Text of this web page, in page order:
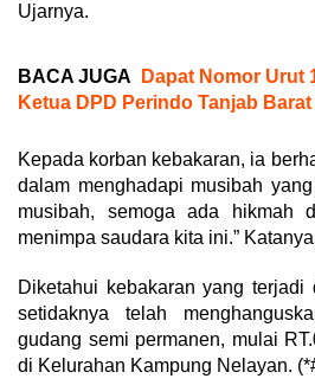
Ujarnya.
BACA JUGA
Dapat Nomor Urut
Ketua DPD Perindo Tanjab
Kepada korban kebakaran, ia
dalam menghadapi musibah
musibah, semoga ada hikmah
menimpa saudara kita ini.”
Diketahui kebakaran yang terjadi
setidaknya telah
gudang semi permanen, mulai
di Kelurahan Kampung Nelayan.